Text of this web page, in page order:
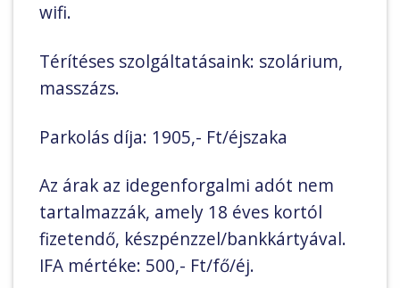
wifi.
Térítéses szolgáltatásaink: szolárium,
masszázs.
Parkolás díja: 1905,- Ft/éjszaka
Az árak az idegenforgalmi adót nem
tartalmazzák, amely 18 éves kortól
fizetendő, készpénzzel/bankkártyával.
IFA mértéke: 500,- Ft/fő/éj.